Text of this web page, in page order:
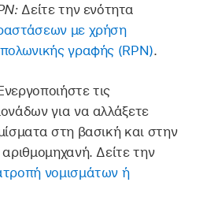
Δείτε την ενότητα
με χρήση
γραφής (RPN).
τις
για να αλλάξετε
στη βασική και στην
Δείτε την
νομισμάτων ή